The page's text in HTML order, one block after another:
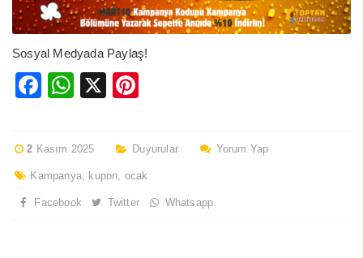
Sosyal Medyada Paylaş!
Facebook
WhatsApp
X
2 Kasım 2025 Duyurular Yorum Yap
Kampanya, kupon, ocak
Facebook Twitter Whatsapp